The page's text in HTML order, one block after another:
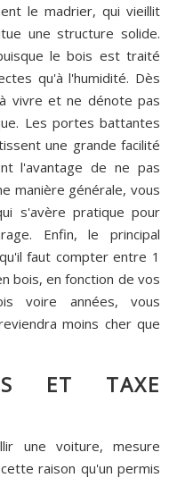
le madrier, qui vieillit
une structure solide.
le bois est traité
qu'à l'humidité. Dès
vivre et ne dénote pas
Les portes battantes
une grande facilité
l'avantage de ne pas
manière générale, vous
s'avère pratique pour
Enfin, le principal
faut compter entre 1
bois, en fonction de vos
voire années, vous
moins cher que
ET TAXE
une voiture, mesure
raison qu'un permis